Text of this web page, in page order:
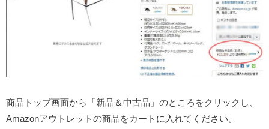
商品トップ画面から「新品＆中古品」のところをクリックし、
Amazonアウトレットの商品をカートに入れてください。